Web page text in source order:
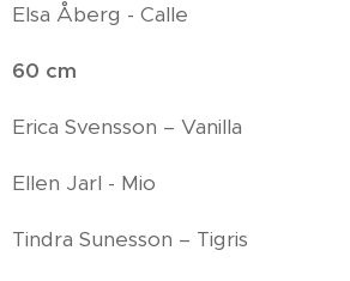
Elsa Åberg - Calle
60 cm
Erica Svensson – Vanilla
Ellen Jarl - Mio
Tindra Sunesson – Tigris